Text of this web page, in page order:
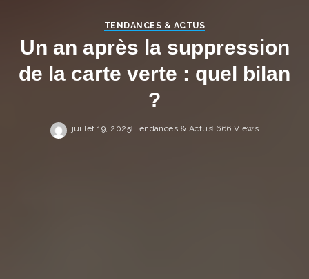
TENDANCES & ACTUS
Un an après la suppression
de la carte verte : quel bilan
?
juillet 19, 2025 Tendances & Actus 666 Views